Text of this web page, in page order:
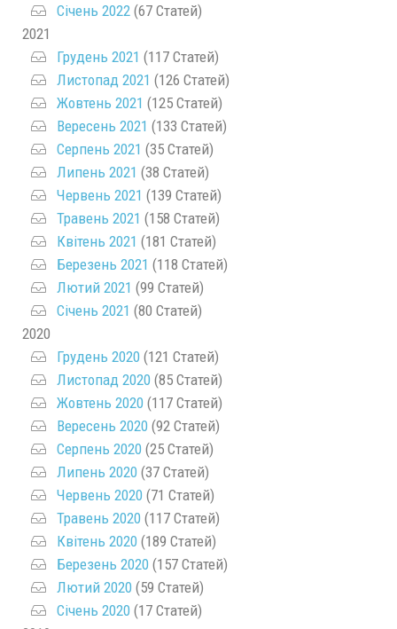
Січень 2022 (67 Статей)
2021
Грудень 2021 (117 Статей)
Листопад 2021 (126 Статей)
Жовтень 2021 (125 Статей)
Вересень 2021 (133 Статей)
Серпень 2021 (35 Статей)
Липень 2021 (38 Статей)
Червень 2021 (139 Статей)
Травень 2021 (158 Статей)
Квітень 2021 (181 Статей)
Березень 2021 (118 Статей)
Лютий 2021 (99 Статей)
Січень 2021 (80 Статей)
2020
Грудень 2020 (121 Статей)
Листопад 2020 (85 Статей)
Жовтень 2020 (117 Статей)
Вересень 2020 (92 Статей)
Серпень 2020 (25 Статей)
Липень 2020 (37 Статей)
Червень 2020 (71 Статей)
Травень 2020 (117 Статей)
Квітень 2020 (189 Статей)
Березень 2020 (157 Статей)
Лютий 2020 (59 Статей)
Січень 2020 (17 Статей)